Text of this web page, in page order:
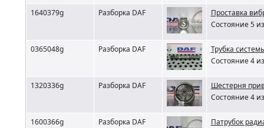
1640379g
Разборка DAF
Проставка
Состояние 5
0365048g Разборка DAF
Трубка
Состояние 4
1320336g Разборка DAF
Шестерня
Состояние 4
1600366g Разборка DAF
Патрубок